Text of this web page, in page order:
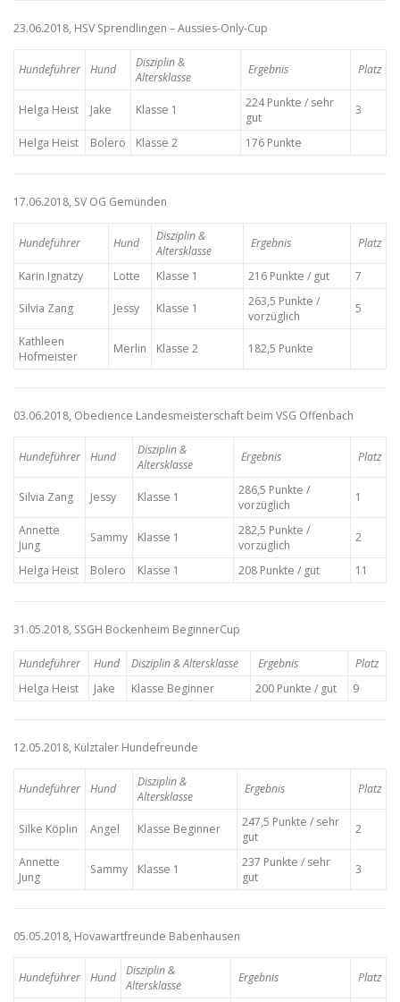
23.06.2018, HSV Sprendlingen – Aussies-Only-Cup
Hundeführer Hund
Disziplin &
Altersklasse
Ergebnis Platz
Helga Heist Jake Klasse 1
224 Punkte / sehr
gut
3
Helga Heist Bolero Klasse 2 176 Punkte
17.06.2018, SV OG Gemünden
Hundeführer Hund
Disziplin &
Altersklasse
Ergebnis Platz
Karin Ignatzy Lotte Klasse 1 216 Punkte / gut 7
Silvia Zang Jessy Klasse 1
263,5 Punkte /
vorzüglich
5
Kathleen
Hofmeister
Merlin Klasse 2 182,5 Punkte
03.06.2018, Obedience Landesmeisterschaft beim VSG Offenbach
Hundeführer Hund
Disziplin &
Altersklasse
Ergebnis Platz
Silvia Zang Jessy Klasse 1
286,5 Punkte /
vorzüglich
1
Annette
Jung
Sammy Klasse 1
282,5 Punkte /
vorzüglich
2
Helga Heist Bolero Klasse 1 208 Punkte / gut 11
31.05.2018, SSGH Bockenheim BeginnerCup
Hundeführer Hund Disziplin & Altersklasse Ergebnis
Platz
Helga Heist
Jake Klasse Beginner 200 Punkte / gut 9
12.05.2018, Külztaler Hundefreunde
Hundeführer Hund
Disziplin &
Altersklasse
Ergebnis Platz
Silke Köplin Angel Klasse Beginner
247,5 Punkte / sehr
gut
2
Annette
Jung
Sammy Klasse 1
237 Punkte / sehr
gut
3
05.05.2018, Hovawartfreunde Babenhausen
Hundeführer Hund
Disziplin &
Altersklasse
Ergebnis Platz